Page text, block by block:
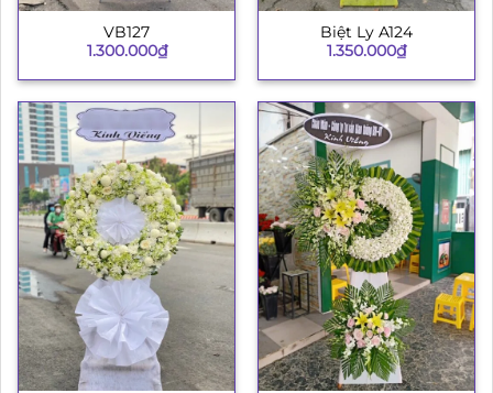
VB127
1.300.000₫
Biệt Ly A124
1.350.000₫